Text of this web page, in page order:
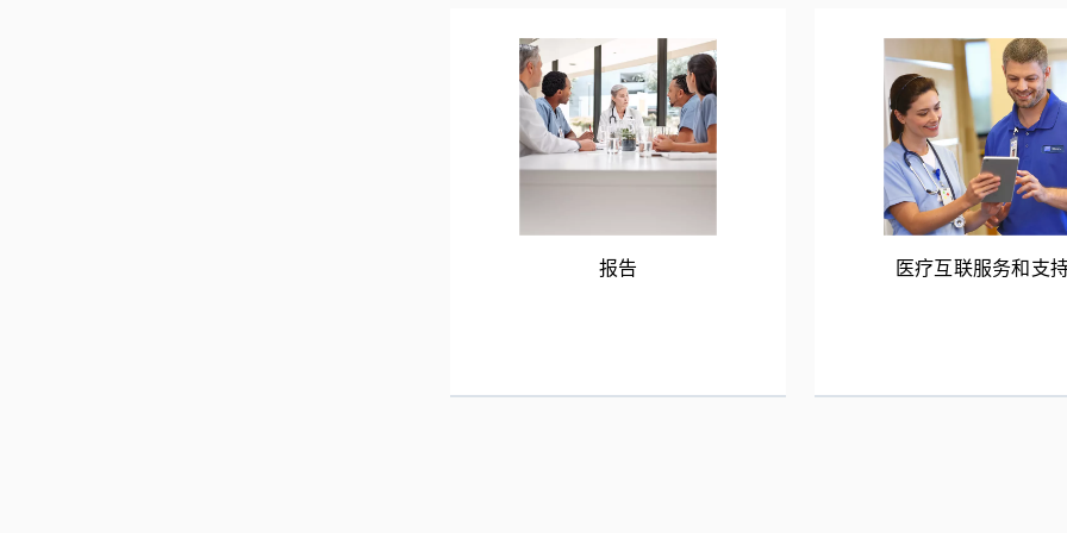
报告 医疗互联服务和支